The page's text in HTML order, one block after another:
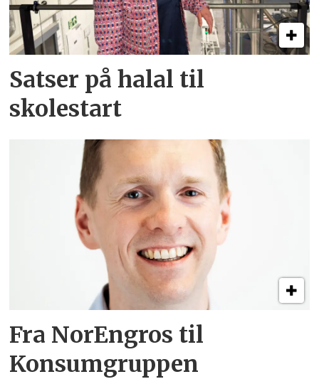
Satser på halal til
skolestart
Fra NorEngros til
Konsumgruppen